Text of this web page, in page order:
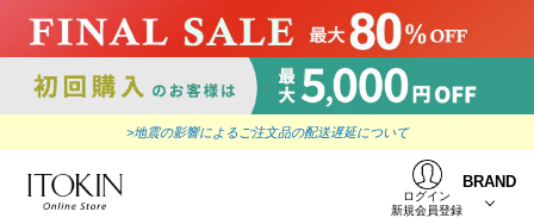
>地震の影響によるご注文品の配送遅延について
ログイン
新規会員登録
BRAND